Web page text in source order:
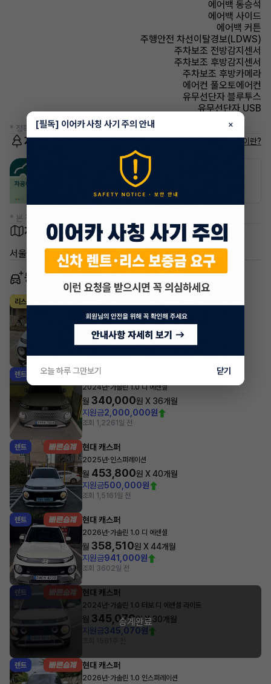
에어백 동승석
에어백 사이드
에어백 커튼
주행안전 차선이탈경보(LDWS)
주차보조 전방감지센서
주차보조 후방감지센서
주차보조 후방카메라
에어컨 풀오토에어컨
유무선단자 블루투스
유무선단자 USB
* 정확한 정보는 판매자와 반드시 확인하시기 바랍니다.
저공해차량 정보 저공해차량이란?
* 본 정보는 지자체마다 다를 수 있으니 실제 정보와 확인해 주세요.
차량 위치
서울 노원구 중계동
동일 차종 이어카
리스
2024년· 가솔린 1.0 터보 인스퍼레이션
385,000 원 X
개월
지원금800,000원
렌트 현대 캐스퍼
2024년·가솔린 1.0 디 에센셜
월 340,000원 X 36개월
지원금2,000,000원
조회 1,2261일 전
렌트 현대 캐스퍼
2025년·인스퍼레이션
월 453,800원 X40개월
지원금500,000원
조회 1,5161일 전
렌트 현대 캐스퍼
2026년·가솔린 1.0 디 에센셜
월 358,510원 X44개월
지원금941,000원
조회 3602일 전
렌트 현대 캐스퍼
2024년· 가솔린 1.0 터보 디 에센셜 라이트
월 345,070원 X30개월
지원금345,070원
승계완료
렌트 현대 캐스퍼
2026년·가솔린 1.0 인스퍼레이션
[필독] 이어카 사칭 사기 주의 안내 ×
오늘 하루 그만보기 닫기